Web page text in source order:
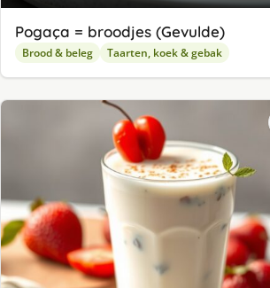
Pogaça = broodjes (Gevulde)
Brood & beleg Taarten, koek & gebak